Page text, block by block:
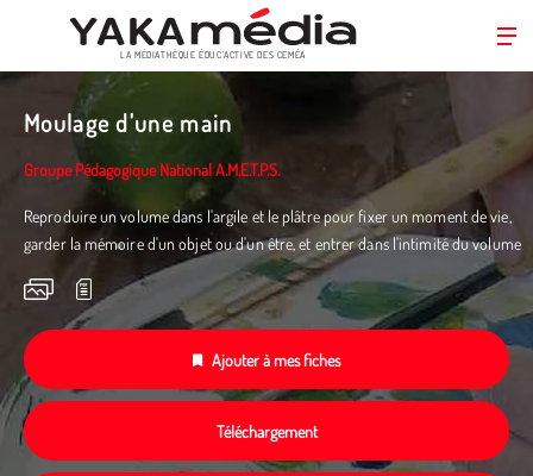
Aller
principal
LA MÉDIATHÈQUE ÉDUC’ACTIVE DES CEMÉA
Moulage d'une main
Groupe Pédagogique National A.M.E.T.P.S.
Reproduire un volume dans l'argile et le plâtre pour fixer un moment de vie,
garder la mémoire d'un objet ou d'un être, et entrer dans l'intimité du volume
Ajouter à mes fiches
Téléchargement